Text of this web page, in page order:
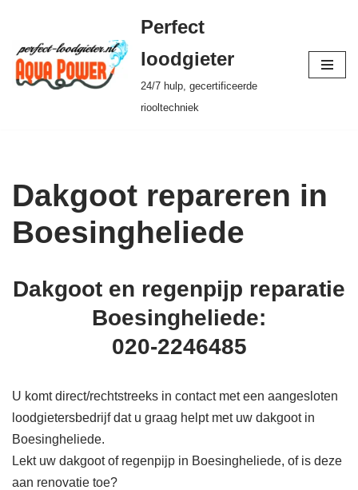
Ga
naar
de
Perfect
loodgieter
24/7 hulp, gecertificeerde
riooltechniek
Dakgoot repareren in
Boesingheliede
Dakgoot en regenpijp reparatie
Boesingheliede:
020-2246485
U komt direct/rechtstreeks in contact met een aangesloten
loodgietersbedrijf dat u graag helpt met uw dakgoot in
Boesingheliede.
Lekt uw dakgoot of regenpijp in Boesingheliede, of is deze
aan renovatie toe?